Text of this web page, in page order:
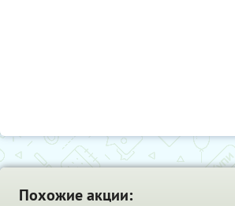
Похожие акции: